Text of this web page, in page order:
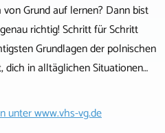
Grund auf lernen? Dann bist
richtig! Schritt für Schritt
Grundlagen der polnischen
dich in alltäglichen Situationen…
unterwww.vhs-vg.de